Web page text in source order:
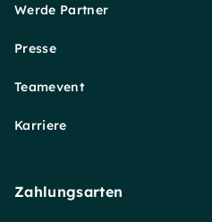
Werde Partner
Presse
Teamevent
Karriere
Zahlungsarten